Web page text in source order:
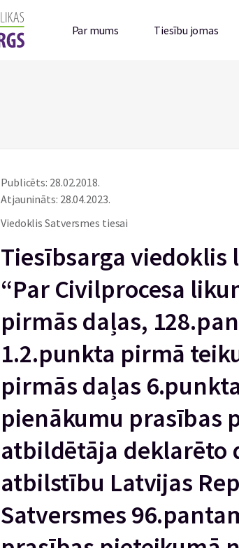
Par mums Tiesību jomas
Publicēts: 28.02.2018.
Atjaunināts: 28.04.2023.
Viedoklis Satversmes tiesai
Tiesībsarga viedoklis
“Par Civilprocesa
pirmās daļas,
1.2.punkta pirmā
pirmās daļas
pienākumu prasības
atbildētāja deklarēto
atbilstību Latvijas
Satversmes